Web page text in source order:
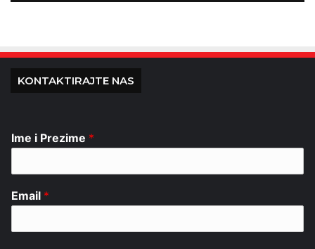
KONTAKTIRAJTE NAS
Ime i Prezime *
Email *